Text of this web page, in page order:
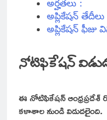
అర్హతలు :
అప్లికేషన్ తేదీలు
అప్లికేషన్ ఫీజు
నోటిఫికేషన్
ఈ నోటిఫికేషన్ ఆంధ్రప్రదేశ్
కళాశాల నుండి విడుదలైంది.